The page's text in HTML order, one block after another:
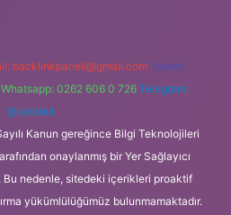
backlinkpaneli@gmail.com Teams:
Whatsapp: 0262 606 0 726 Telegram:
@karabul
Kanun gereğince Bilgi Teknolojileri
onaylanmış bir Yer Sağlayıcı
nedenle, sitedeki içerikleri proaktif
yükümlülüğümüz bulunmamaktadır.